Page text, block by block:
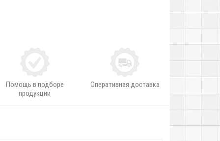
Помощь в подборе
продукции
Оперативная доставка